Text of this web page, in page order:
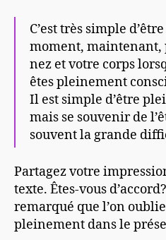
C’est très simple
moment, maintenant,
nez et votre corps
êtes pleinement
Il est simple d’être
mais se souvenir de
souvent la grande
Partagez votre
texte. Êtes-vous
remarqué que l’on
pleinement dans le